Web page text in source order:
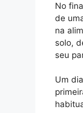
No
de
na
solo,
seu
Um